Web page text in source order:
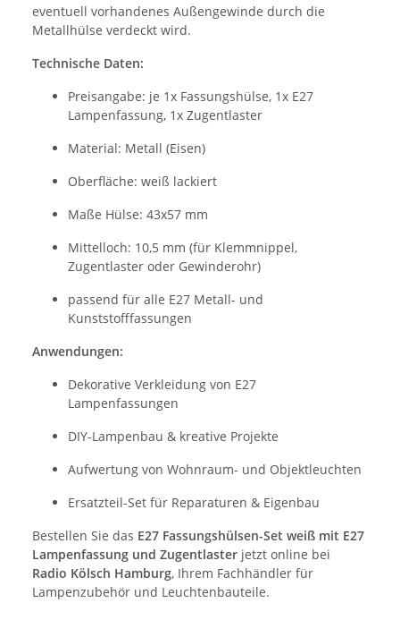
eventuell vorhandenes Außengewinde durch die
Metallhülse verdeckt wird.
Technische Daten:
Preisangabe: je 1x Fassungshülse, 1x E27
Lampenfassung, 1x Zugentlaster
Material: Metall (Eisen)
Oberfläche: weiß lackiert
Maße Hülse: 43x57 mm
Mittelloch: 10,5 mm (für Klemmnippel,
Zugentlaster oder Gewinderohr)
passend für alle E27 Metall- und
Kunststofffassungen
Anwendungen:
Dekorative Verkleidung von E27
Lampenfassungen
DIY-Lampenbau & kreative Projekte
Aufwertung von Wohnraum- und Objektleuchten
Ersatzteil-Set für Reparaturen & Eigenbau
Bestellen Sie das E27 Fassungshülsen-Set weiß mit E27
Lampenfassung und Zugentlaster jetzt online bei
Radio Kölsch Hamburg, Ihrem Fachhändler für
Lampenzubehör und Leuchtenbauteile.